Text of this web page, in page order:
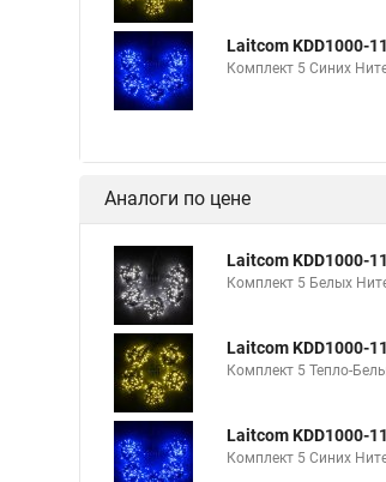
Laitcom KDD1000-
Комплект 5 Синих
Аналоги по цене
Laitcom KDD1000-
Комплект 5 Белых
Laitcom KDD1000-
Комплект 5 Тепло-
Laitcom KDD1000-
Комплект 5 Синих